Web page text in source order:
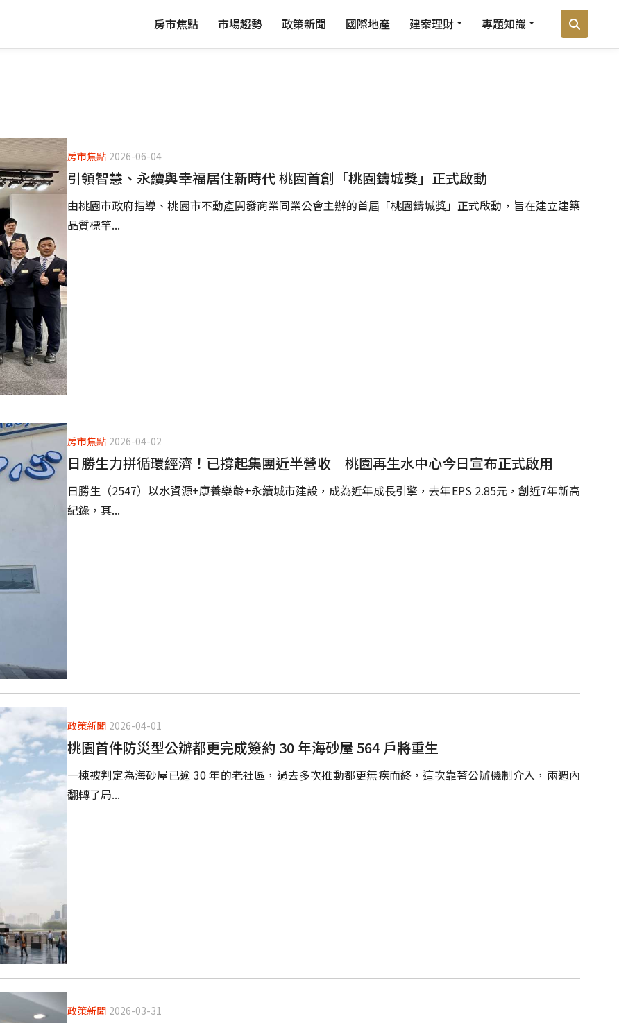
房市焦點 市場趨勢 政策新聞 國際地產 建案理財 專題知識
房市焦點 2026-06-04
引領智慧、永續與幸福居住新時代 桃園首創「桃園鑄城獎」正式啟動
由桃園市政府指導、桃園市不動產開發商業同業公會主辦的首屆「桃園鑄城獎」正式啟動，旨在建立建築
品質標竿...
房市焦點 2026-04-02
日勝生力拼循環經濟！已撐起集團近半營收 桃園再生水中心今日宣布正式啟用
日勝生（2547）以水資源+康養樂齡+永續城市建設，成為近年成長引擎，去年EPS 2.85元，創近7年新高
紀錄，其...
政策新聞 2026-04-01
桃園首件防災型公辦都更完成簽約 30 年海砂屋 564 戶將重生
一棟被判定為海砂屋已逾 30 年的老社區，過去多次推動都更無疾而終，這次靠著公辦機制介入，兩週內
翻轉了局...
政策新聞 2026-03-31